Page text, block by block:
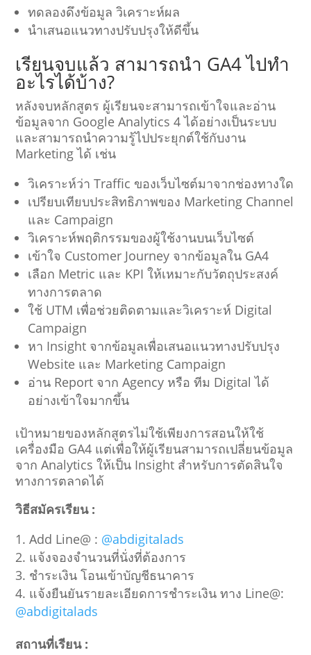
ทดลองดึงข้อมูล วิเคราะห์ผล
นำเสนอแนวทางปรับปรุงให้ดีขึ้น
เรียนจบแล้ว สามารถนำ GA4 ไปทำ
อะไรได้บ้าง?
หลังจบหลักสูตร ผู้เรียนจะสามารถเข้าใจและอ่าน
ข้อมูลจาก Google Analytics 4 ได้อย่างเป็นระบบ
และสามารถนำความรู้ไปประยุกต์ใช้กับงาน
Marketing ได้ เช่น
วิเคราะห์ว่า Traffic ของเว็บไซต์มาจากช่องทางใด
เปรียบเทียบประสิทธิภาพของ Marketing Channel
และ Campaign
วิเคราะห์พฤติกรรมของผู้ใช้งานบนเว็บไซต์
เข้าใจ Customer Journey จากข้อมูลใน GA4
เลือก Metric และ KPI ให้เหมาะกับวัตถุประสงค์
ทางการตลาด
ใช้ UTM เพื่อช่วยติดตามและวิเคราะห์ Digital
Campaign
หา Insight จากข้อมูลเพื่อเสนอแนวทางปรับปรุง
Website และ Marketing Campaign
อ่าน Report จาก Agency หรือ ทีม Digital ได้
อย่างเข้าใจมากขึ้น
เป้าหมายของหลักสูตรไม่ใช้เพียงการสอนให้ใช้
เครื่องมือ GA4 แต่เพื่อให้ผู้เรียนสามารถเปลี่ยนข้อมูล
จาก Analytics ให้เป็น Insight สำหรับการตัดสินใจ
ทางการตลาดได้
วิธีสมัครเรียน :
Add Line@ : @abdigitalads
แจ้งจองจำนวนที่นั่งที่ต้องการ
ชำระเงิน โอนเข้าบัญชีธนาคาร
แจ้งยืนยันรายละเอียดการชำระเงิน ทาง Line@:
@abdigitalads
สถานที่เรียน :